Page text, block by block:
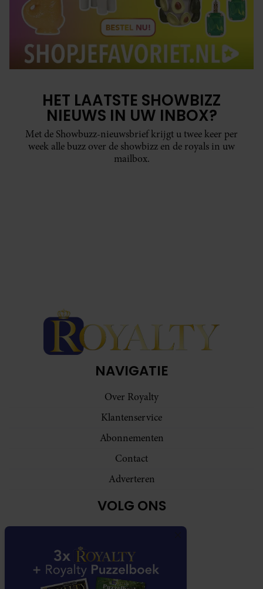
HET LAATSTE SHOWBIZZ
NIEUWS IN UW INBOX?
Met de Showbuzz-nieuwsbrief krijgt u twee keer per
week alle buzz over de showbizz en de royals in uw
mailbox.
NAVIGATIE
Over Royalty
Klantenservice
Abonnementen
Contact
Adverteren
VOLG ONS